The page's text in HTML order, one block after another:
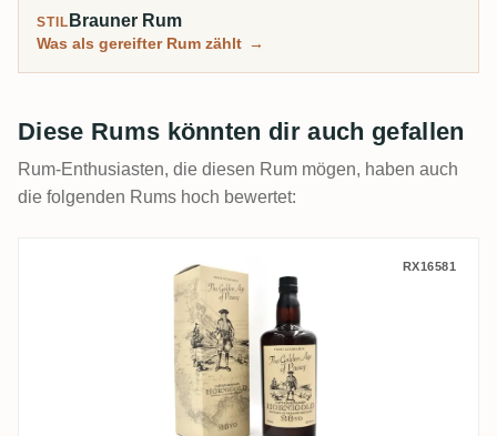
STIL Brauner Rum
Was als gereifter Rum zählt →
Diese Rums könnten dir auch gefallen
Rum-Enthusiasten, die diesen Rum mögen, haben auch
die folgenden Rums hoch bewertet:
Distilia Diamond The Golden Age ofRX16581